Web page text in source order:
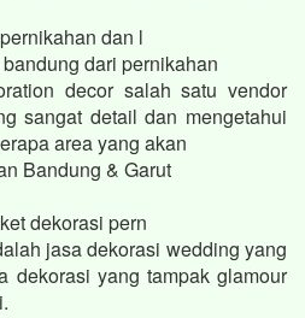
dan l
dari pernikahan
decor salah satu vendor
sangat detail dan mengetahui
area yang akan
Bandung & Garut
dekorasi pern
jasa dekorasi wedding yang
dekorasi yang tampak glamour